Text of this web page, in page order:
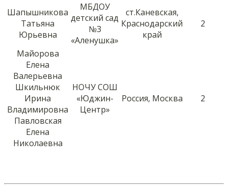
Шапышникова
Татьяна
Юрьевна
МБДОУ
детский сад
№3
«Аленушка»
ст.Каневская,
Краснодарский
край
2
Майорова
Елена
Валерьевна
Шкильнюк
Ирина
Владимировна
Павловская
Елена
Николаевна
НОЧУ СОШ
«Юджин-
Центр»
Россия, Москва 2